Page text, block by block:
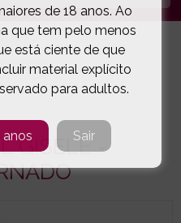
E ROUPA MULHER
OBSESSIVE
GISELE -
de 18 anos. Ao
que tem pelo menos
está ciente de que
material explícito
para adultos.
anos Sair